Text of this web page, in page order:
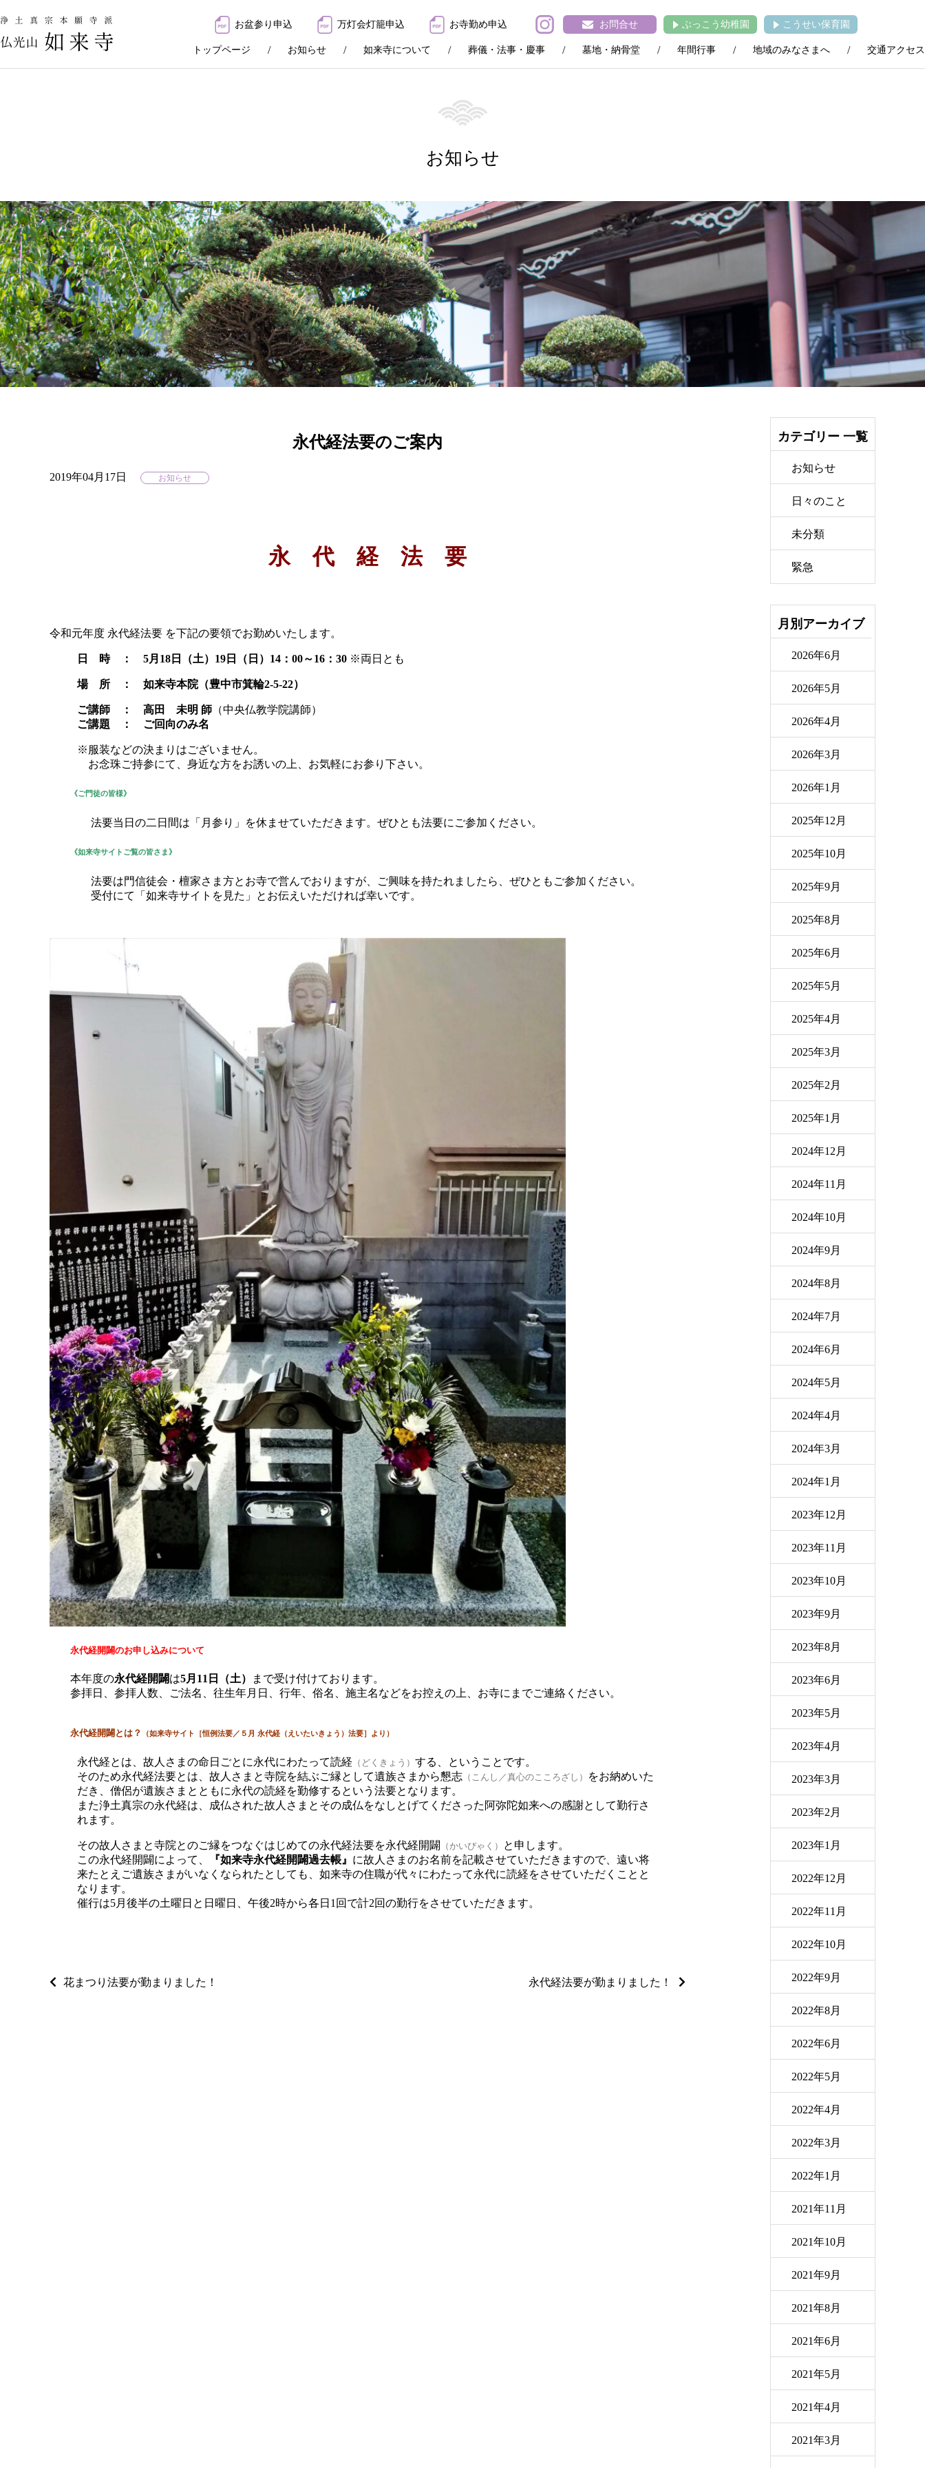
お盆参り申込 万灯会灯籠申込 お寺勤め申込 お問合せ ぶっこう幼稚園 こうせい保育園
トップページ お知らせ 如来寺について 葬儀・法事・慶事 墓地・納骨堂 年間行事 地域のみなさまへ 交通アクセス
お知らせ
永代経法要のご案内
お知らせ
2019年04月17日
永 代 経 法 要
令和元年度 永代経法要 を下記の要領でお勤めいたします。
日 時 ： 5月18日（土）19日（日）14：00～16：30 ※両日とも
場 所 ： 如来寺本院（豊中市箕輪2-5-22）
ご講師 ： 高田 未明 師 （中央仏教学院講師）
ご講題 ： ご回向のみ名
※服装などの決まりはございません。
お念珠ご持参にて、身近な方をお誘いの上、お気軽にお参り下さい。
《ご門徒の皆様》
法要当日の二日間は「月参り」を休ませていただきます。ぜひとも法要にご参加ください。
《如来寺サイトご覧の皆さま》
法要は門信徒会・檀家さま方とお寺で営んでおりますが、ご興味を持たれましたら、ぜひともご参加ください。
受付にて「如来寺サイトを見た」とお伝えいただければ幸いです。
永代経開闢のお申し込みについて
本年度の永代経開闢は5月11日（土）
まで受け付けております。
参拝日、参拝人数、ご法名、往生年月日、行年、俗名、施主名などをお控えの上、お寺にまでご連絡ください。
永代経開闢とは？ （如来寺サイト ［恒例法要／５月 永代経（えいたいきょう）法要］ より）
永代経とは、故人さまの命日ごとに永代にわたって読経 （どくきょう） する、ということです。
そのため永代経法要とは、故人さまと寺院を結ぶご縁として遺族さまから懇志 （こんし／真心のこころざし）
をお納めいた
だき、僧侶が遺族さまとともに永代の読経を勤修するという法要となります。
また浄土真宗の永代経は、成仏された故人さまとその成仏をなしとげてくださった阿弥陀如来への感謝として勤行さ
れます。
その故人さまと寺院とのご縁をつなぐはじめての永代経法要を永代経開闢 （かいびゃく）
と申します。
この永代経開闢によって、
『如来寺永代経開闢過去帳』 に故人さまのお名前を記載させていただきますので、遠い将
来たとえご遺族さまがいなくなられたとしても、如来寺の住職が代々にわたって永代に読経をさせていただくことと
なります。
催行は5月後半の土曜日と日曜日、午後2時から各日1回で計2回の勤行をさせていただきます。
花まつり法要が勤まりました！ 永代経法要が勤まりました！
カテゴリー 一覧
お知らせ
日々のこと
未分類
緊急
月別アーカイブ
2026年6月
2026年5月
2026年4月
2026年3月
2026年1月
2025年12月
2025年10月
2025年9月
2025年8月
2025年6月
2025年5月
2025年4月
2025年3月
2025年2月
2025年1月
2024年12月
2024年11月
2024年10月
2024年9月
2024年8月
2024年7月
2024年6月
2024年5月
2024年4月
2024年3月
2024年1月
2023年12月
2023年11月
2023年10月
2023年9月
2023年8月
2023年6月
2023年5月
2023年4月
2023年3月
2023年2月
2023年1月
2022年12月
2022年11月
2022年10月
2022年9月
2022年8月
2022年6月
2022年5月
2022年4月
2022年3月
2022年1月
2021年11月
2021年10月
2021年9月
2021年8月
2021年6月
2021年5月
2021年4月
2021年3月